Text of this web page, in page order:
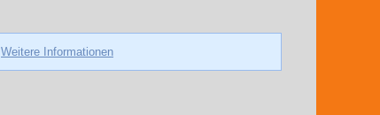
Weitere Informationen